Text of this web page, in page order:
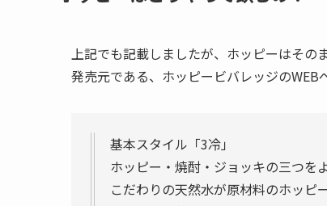
上記でも記載しましたが、ホッピーはその
発売元である、ホッピービバレッジのWEB
基本スタイル「3冷」
ホッピー・焼酎・ジョッキの三つを
こだわりの天然水が原材料のホッピー